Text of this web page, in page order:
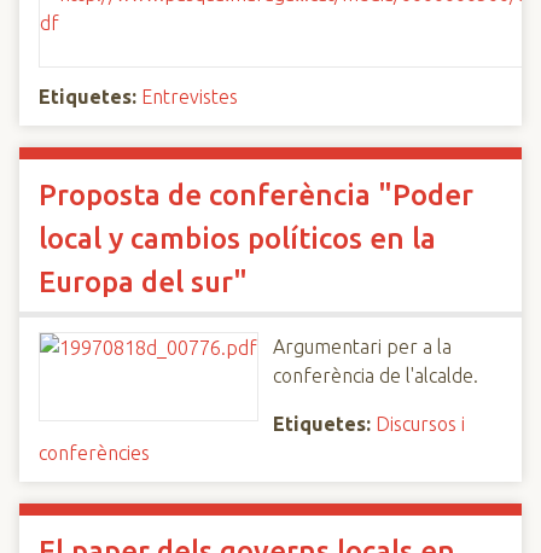
Etiquetes: Entrevistes
Proposta de conferència "Poder
local y cambios políticos en la
Europa del sur"
Argumentari per a la
conferència de l'alcalde.
Etiquetes: Discursos i
conferències